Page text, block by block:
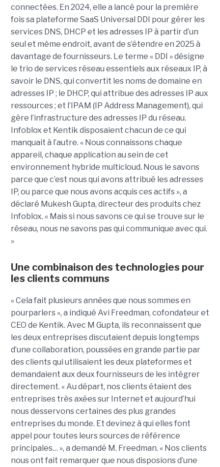
connectées. En 2024, elle a lancé pour la première
fois sa plateforme SaaS Universal DDI pour gérer les
services DNS, DHCP et les adresses IP à partir d’un
seul et même endroit, avant de s’étendre en 2025 à
davantage de fournisseurs. Le terme « DDI » désigne
le trio de services réseau essentiels aux réseaux IP, à
savoir le DNS, qui convertit les noms de domaine en
adresses IP ; le DHCP, qui attribue des adresses IP aux
ressources ; et l’IPAM (IP Address Management), qui
gère l’infrastructure des adresses IP du réseau.
Infoblox et Kentik disposaient chacun de ce qui
manquait à l’autre. « Nous connaissons chaque
appareil, chaque application au sein de cet
environnement hybride multicloud. Nous le savons
parce que c’est nous qui avons attribué les adresses
IP, ou parce que nous avons acquis ces actifs », a
déclaré Mukesh Gupta, directeur des produits chez
Infoblox. « Mais si nous savons ce qui se trouve sur le
réseau, nous ne savons pas qui communique avec qui.
»
Une combinaison des technologies pour
les clients communs
« Cela fait plusieurs années que nous sommes en
pourparlers », a indiqué Avi Freedman, cofondateur et
CEO de Kentik. Avec M Gupta, ils reconnaissent que
les deux entreprises discutaient depuis longtemps
d’une collaboration, poussées en grande partie par
des clients qui utilisaient les deux plateformes et
demandaient aux deux fournisseurs de les intégrer
directement. « Au départ, nos clients étaient des
entreprises très axées sur Internet et aujourd’hui
nous desservons certaines des plus grandes
entreprises du monde. Et devinez à qui elles font
appel pour toutes leurs sources de référence
principales… », a demandé M. Freedman. « Nos clients
nous ont fait remarquer que nous disposions d’une